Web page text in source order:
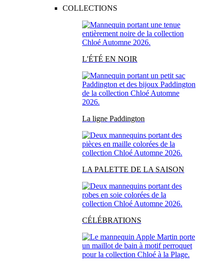
COLLECTIONS
L'ÉTÉ EN NOIR
La ligne Paddington
LA PALETTE DE LA SAISON
CÉLÉBRATIONS